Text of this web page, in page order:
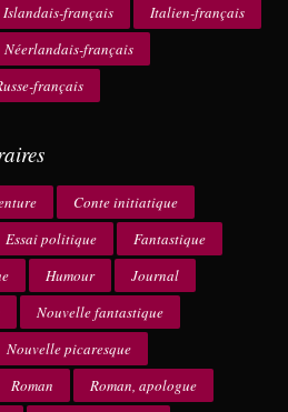
Islandais-français
Italien-français
Néerlandais-français
français
Conte initiatique
Essai politique
Fantastique
Humour
Journal
Nouvelle fantastique
Nouvelle picaresque
Roman Roman, apologue